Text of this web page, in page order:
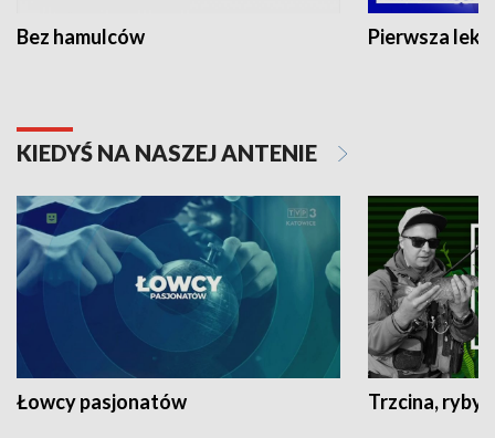
Bez hamulców Pierwsza
KIEDYŚ NA NASZEJ ANTENIE
Łowcy pasjonatów Trzcina, ryby